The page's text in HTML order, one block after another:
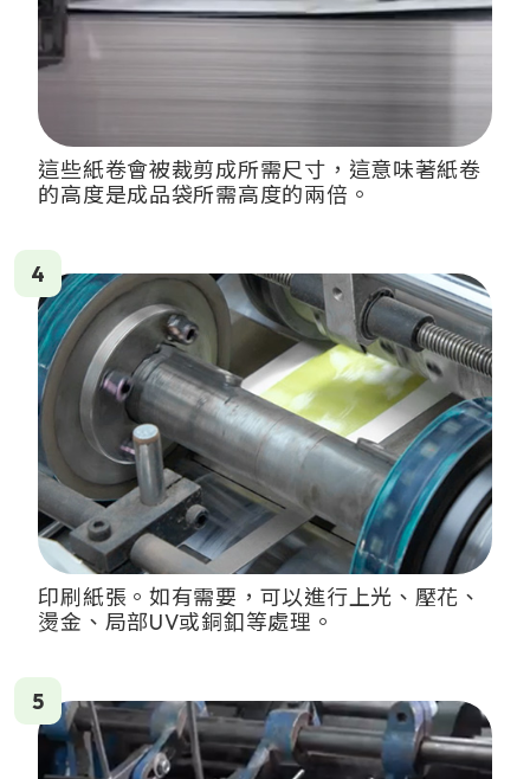
這些紙卷會被裁剪成所需尺寸，這意味著紙卷
的高度是成品袋所需高度的兩倍。
4
印刷紙張。如有需要，可以進行上光、壓花、
燙金、局部UV或銅釦等處理。
5